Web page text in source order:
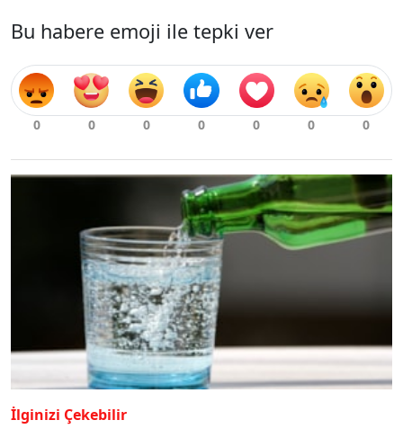
Bu habere emoji ile tepki ver
İlginizi Çekebilir